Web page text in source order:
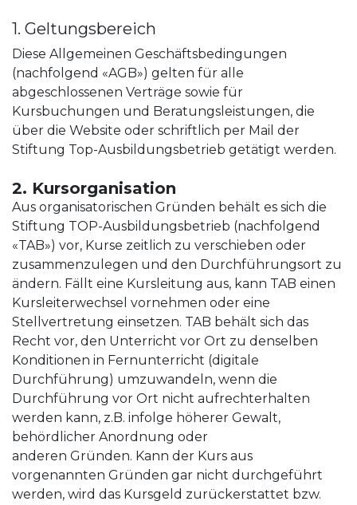
1. Geltungsbereich
Diese Allgemeinen Geschäftsbedingungen
(nachfolgend «AGB») gelten für alle
abgeschlossenen Verträge sowie für
Kursbuchungen und Beratungsleistungen, die
über die Website oder schriftlich per Mail der
Stiftung Top-Ausbildungsbetrieb getätigt werden.
2. Kursorganisation
Aus organisatorischen Gründen behält es sich die
Stiftung TOP-Ausbildungsbetrieb (nachfolgend
«TAB») vor, Kurse zeitlich zu verschieben oder
zusammenzulegen und den Durchführungsort zu
ändern. Fällt eine Kursleitung aus, kann TAB einen
Kursleiterwechsel vornehmen oder eine
Stellvertretung einsetzen. TAB behält sich das
Recht vor, den Unterricht vor Ort zu denselben
Konditionen in Fernunterricht (digitale
Durchführung) umzuwandeln, wenn die
Durchführung vor Ort nicht aufrechterhalten
werden kann, z.B. infolge höherer Gewalt,
behördlicher Anordnung oder
anderen Gründen. Kann der Kurs aus
vorgenannten Gründen gar nicht durchgeführt
werden, wird das Kursgeld zurückerstattet bzw.